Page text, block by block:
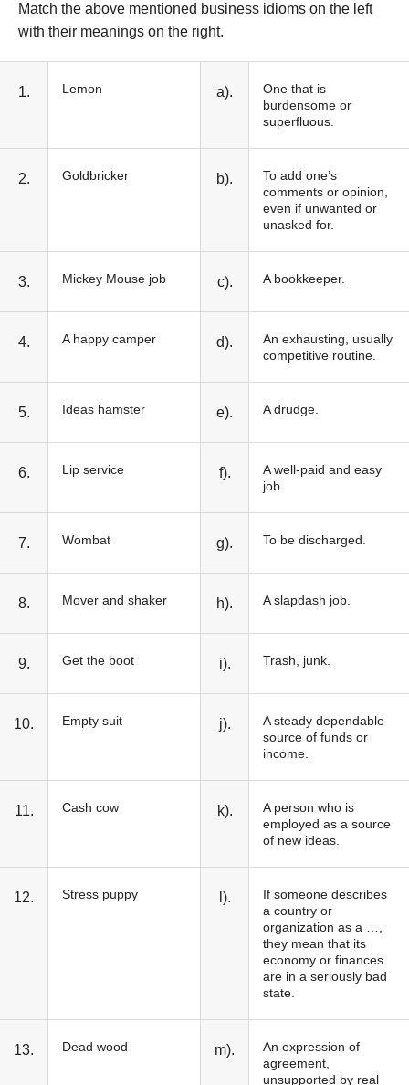
Match the above mentioned business idioms on the left
with their meanings on the right.
1. Lemon a).
One that is
burdensome or
superfluous.
2. Goldbricker b).
To add one’s
comments or opinion,
even if unwanted or
unasked for.
3. Mickey Mouse job c). A bookkeeper.
4. A happy camper d).
An exhausting, usually
competitive routine.
5. Ideas hamster e). A drudge.
6. Lip service f).
A well-paid and easy
job.
7. Wombat g). To be discharged.
8. Mover and shaker h). A slapdash job.
9. Get the boot i). Trash, junk.
10. Empty suit j).
A steady dependable
source of funds or
income.
11. Cash cow k).
A person who is
employed as a source
of new ideas.
12. Stress puppy l).
If someone describes
a country or
organization as a …,
they mean that its
economy or finances
are in a seriously bad
state.
13. Dead wood m).
An expression of
agreement,
unsupported by real